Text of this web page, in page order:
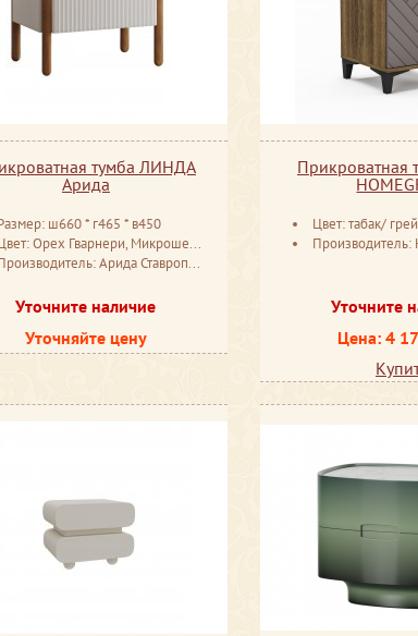
тумба ЛИНДА
Арида
ш660 * г465 * в450
Орех Гварнери, Микрошенилл сатин
Арида Ставрополь
Уточните наличие
Уточняйте цену
Прикроватная
Цвет: табак/
Производитель:
Уточните
Цена: 4